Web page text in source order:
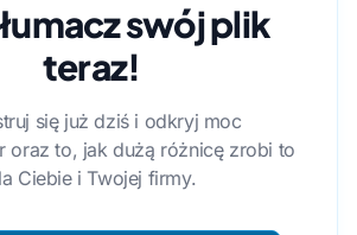
swój plik
teraz!
się już dziś i odkryj moc
oraz to, jak dużą różnicę zrobi to
Ciebie i Twojej firmy.